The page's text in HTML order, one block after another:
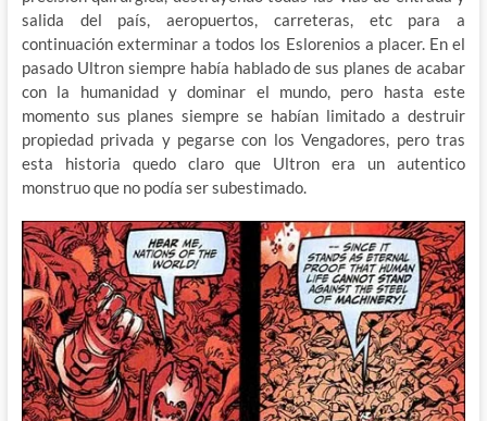
salida del país, aeropuertos, carreteras, etc para a
continuación exterminar a todos los Eslorenios a placer. En el
pasado Ultron siempre había hablado de sus planes de acabar
con la humanidad y dominar el mundo, pero hasta este
momento sus planes siempre se habían limitado a destruir
propiedad privada y pegarse con los Vengadores, pero tras
esta historia quedo claro que Ultron era un autentico
monstruo que no podía ser subestimado.